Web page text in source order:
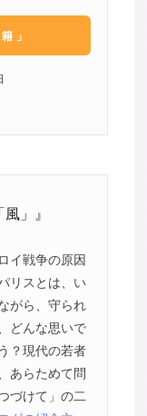
」
」』
イ戦争の原因
リスとは、い
がら、守られ
どんな思いで
？現代の若者
あらためて問
づけて」の二